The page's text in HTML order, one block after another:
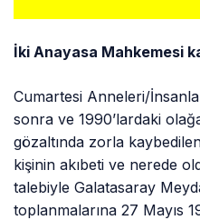
İki Anayasa Mahkemesi
Cumartesi Anneleri/
sonra ve 1990’lardaki
gözaltında zorla
kişinin akıbeti ve nerede
talebiyle Galatasaray
toplanmalarına 27 Mayıs